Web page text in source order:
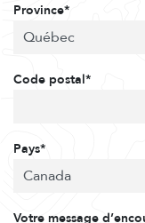
Province*
Code postal*
Pays*
Votre message